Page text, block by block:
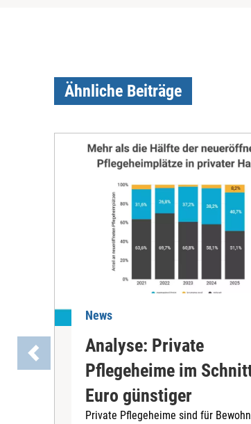
Ähnliche Beiträge
News
Analyse: Private
Pflegeheime im
Euro günstiger
Private Pflegeheime sind für